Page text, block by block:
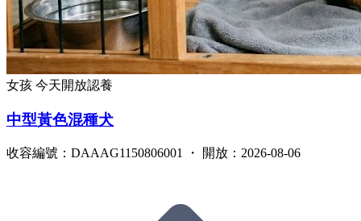
女孩 今天開放認養
中型黃色混種犬
收容編號：DAAAG1150806001 ・ 開放：2026-08-06